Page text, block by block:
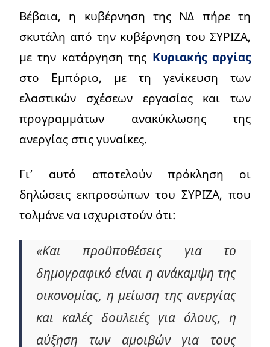
Βέβαια, η κυβέρνηση της ΝΔ πήρε τη
σκυτάλη από την κυβέρνηση του ΣΥΡΙΖΑ,
με την κατάργηση της Κυριακής αργίας
στο Εμπόριο, με τη γενίκευση των
ελαστικών σχέσεων εργασίας και των
προγραμμάτων ανακύκλωσης της
ανεργίας στις γυναίκες.
Γι’ αυτό αποτελούν πρόκληση οι
δηλώσεις εκπροσώπων του ΣΥΡΙΖΑ, που
τολμάνε να ισχυριστούν ότι:
«Και προϋποθέσεις για το
δημογραφικό είναι η ανάκαμψη της
οικονομίας, η μείωση της ανεργίας
και καλές δουλειές για όλους, η
αύξηση των αμοιβών για τους